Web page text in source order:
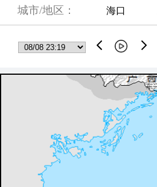
城市/地区： 海口